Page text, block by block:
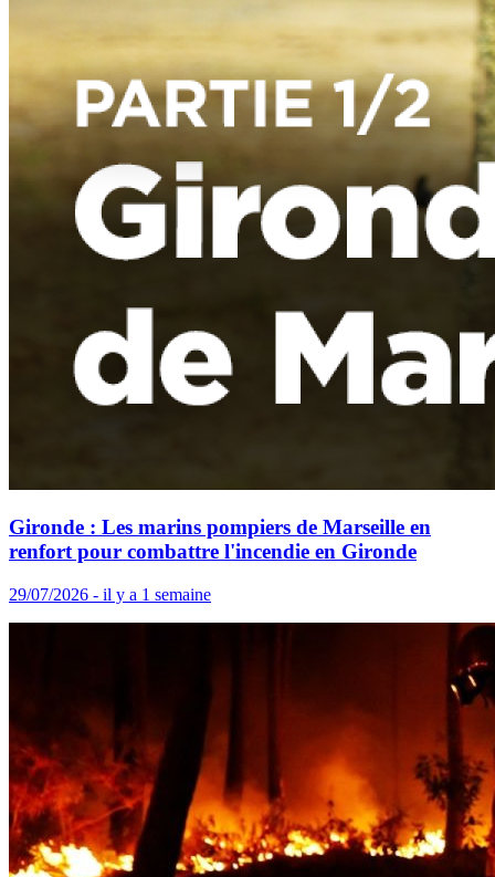
Gironde : Les marins pompiers de Marseille en
renfort pour combattre l'incendie en Gironde
29/07/2026 - il y a 1 semaine